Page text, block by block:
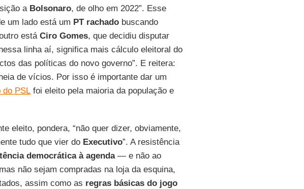
a Bolsonaro, de olho em 2022”. Esse
um lado está um PT rachadobuscando
está Ciro Gomes, que decidiu disputar
linha aí, significa mais cálculo eleitoral do
das políticas do novo governo”. E reitera:
de vícios. Por isso é importante dar um
do PSLfoi eleito pela maioria da população e
eleito, pondera, “não quer dizer, obviamente,
tudo que vier do Executivo”. A resistência
democrática à agenda— e não ao
não sejam compradas na loja da esquina,
assim como as regras básicas do jogo